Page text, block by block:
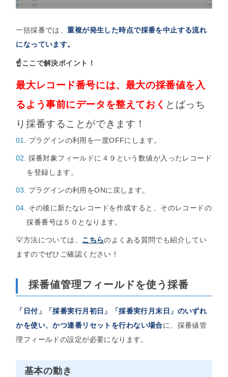
一括採番では、重複が発生した時点で採番を中止する流れ
になっています。
☝️ここで解決ポイント！
最大レコード番号には、最大の採番値を入
るよう事前にデータを整えておく とばっち
り採番することができます！
プラグインの利用を一度OFFにします。
採番対象フィールドに４９という数値が入ったレコード
を登録します。
プラグインの利用をONに戻します。
その後に新たなレコードを作成すると、そのレコードの
採番番号は５０となります。
💡方法については、 こちらのよくある質問でも紹介してい
ますのでぜひご確認ください！
採番値管理フィールドを使う採番
「日付」「採番実行月初日」「採番実行月末日」のいずれ
かを使い、かつ連番リセットを行わない場合に、採番値管
理フィールドの設定が必要になります。
基本の動き